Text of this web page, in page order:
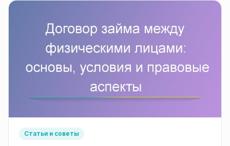
Статьи и советы